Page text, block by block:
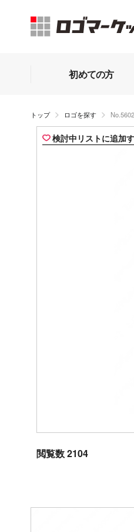
初めての方
トップ ロゴを探す
検討中リストに追加
閲覧数 2104